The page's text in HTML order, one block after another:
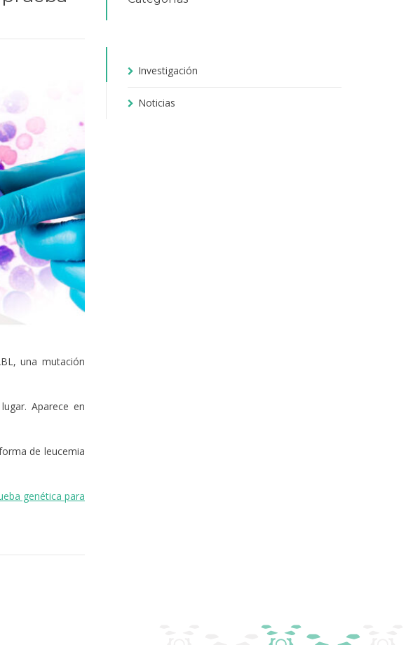
una mutación
Aparece en
de leucemia
genética para
Investigación
Noticias